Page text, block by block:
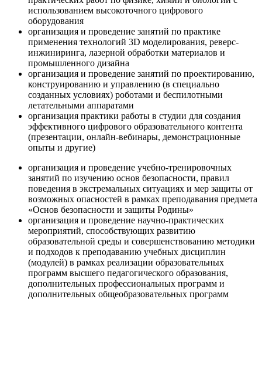
использованием высокоточного цифрового
оборудования
организация и проведение занятий по практике
применения технологий 3D моделирования, реверс-
инжиниринга, лазерной обработки материалов и
промышленного дизайна
организация и проведение занятий по проектированию,
конструированию и управлению (в специально
созданных условиях) роботами и беспилотными
летательными аппаратами
организация практики работы в студии для создания
эффективного цифрового образовательного контента
(презентации, онлайн-вебинары, демонстрационные
опыты и другие)
организация и проведение учебно-тренировочных
занятий по изучению основ безопасности, правил
поведения в экстремальных ситуациях и мер защиты от
возможных опасностей в рамках преподавания предмета
«Основ безопасности и защиты Родины»
организация и проведение научно-практических
мероприятий, способствующих развитию
образовательной среды и совершенствованию методики
и подходов к преподаванию учебных дисциплин
(модулей) в рамках реализации образовательных
программ высшего педагогического образования,
дополнительных профессиональных программ и
дополнительных общеобразовательных программ